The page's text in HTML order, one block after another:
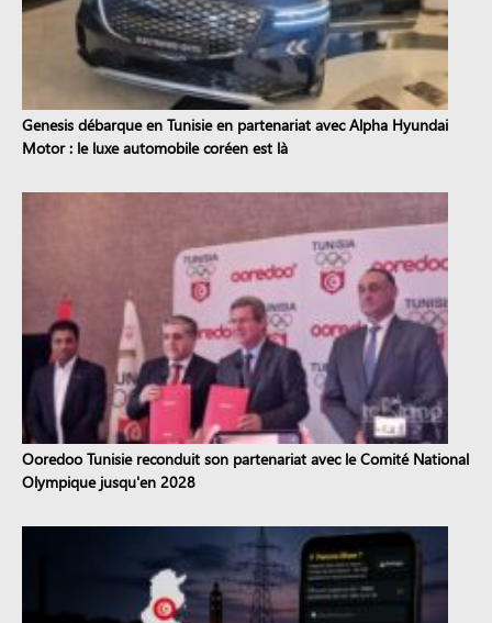
Genesis débarque en Tunisie en partenariat avec Alpha Hyundai
Motor : le luxe automobile coréen est là
Ooredoo Tunisie reconduit son partenariat avec le Comité National
Olympique jusqu'en 2028